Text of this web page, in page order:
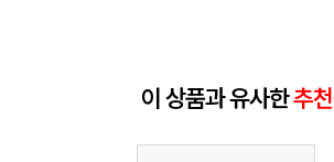
이 상품과 유사한추